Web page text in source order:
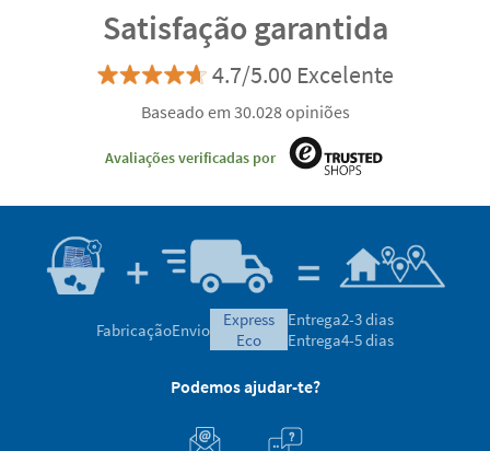
Satisfação garantida
4.7/5.00 Excelente
Baseado em 30.028 opiniões
Avaliações verificadas por
FabricaçãoEnvio
express
eco
Entrega2-3 dias
Entrega4-5 dias
Podemos ajudar-te?